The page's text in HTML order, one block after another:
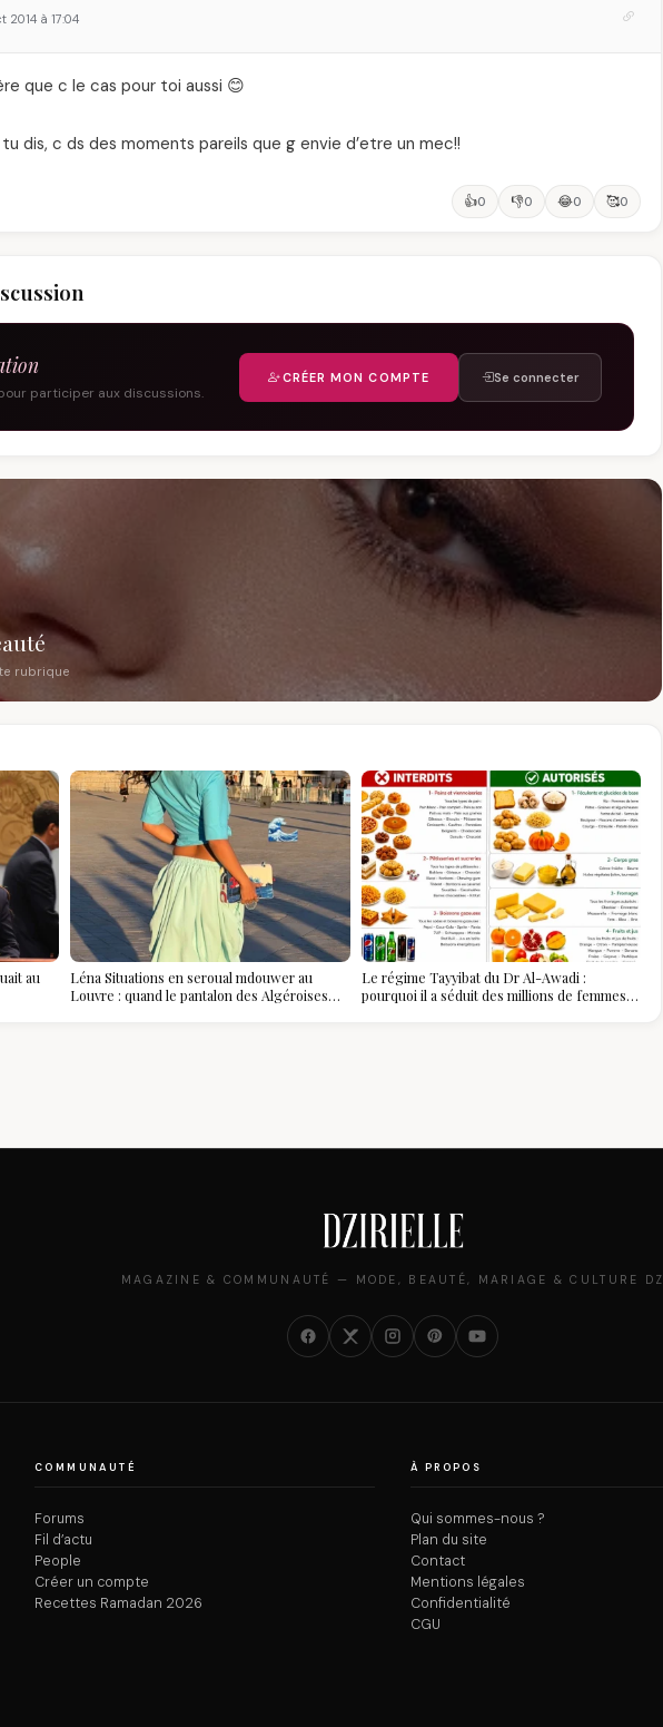
2014 à 17:04
que c le cas pour toi aussi 😊
dis, c ds des moments pareils que g envie d’etre un mec!!
👍0 👎0 😂0 🥰0
participer aux discussions.
CRÉER MON COMPTE Se connecter
rubrique
au
Léna Situations en seroual mdouwer au
Louvre : quand le pantalon des Algéroises
Le régime Tayyibat du Dr Al-Awadi :
pourquoi il a séduit des millions de femmes
MAGAZINE & COMMUNAUTÉ — MODE, BEAUTÉ, MARIAGE & CULTURE DZ
COMMUNAUTÉ
Forums
Fil d’actu
People
Créer un compte
Recettes Ramadan 2026
À PROPOS
Qui sommes-nous ?
Plan du site
Contact
Mentions légales
Confidentialité
CGU